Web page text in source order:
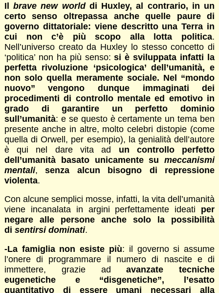
Ilbrave new worlddi Huxley, al contrario, in un
certo senso oltrepassa anche quelle paure di
governo dittatoriale: viene descritto una Terra in
cui
non c’è più scopo alla lotta politica.
Nell’universo creato da Huxley lo stesso concetto di
‘politica’ non ha più senso:si è sviluppata infatti la
perfetta rivoluzione ‘psicologica’ dell’umanità, e
non solo quella meramente sociale. Nel “mondo
nuovo” vengono dunque immaginati dei
procedimenti di controllo mentale ed emotivo in
grado di garantire un perfetto dominio
sull’umanità: e se questo è certamente un tema ben
presente anche in altre, molto celebri distopie (come
quella di Orwell, per esempio), la genialità dell’autore
è qui nel dare vita ad un controllo perfetto
dell’umanità basato unicamente sumeccanismi
mentali,senza alcun bisogno di repressione
violenta.
Con alcune semplici mosse, infatti, la vita dell’umanità
viene incanalata in argini perfettamente ideati per
negare alle persone anche solo la possibilità
di sentirsi dominati.
-La famiglia non esiste più: il governo si assume
l’onere di programmare il numero di nascite e di
immettere, grazie adavanzate tecniche
eugenetiche
e “disgenetiche”, l’esatto
quantitativo di essere umani necessari alla